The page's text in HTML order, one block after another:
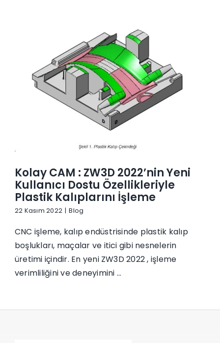
İletişim
Kolay CAM : ZW3D 2022’nin Yeni
Kullanıcı Dostu Özellikleriyle
Plastik Kalıplarını İşleme
22 Kasım 2022 | Blog
CNC işleme, kalıp endüstrisinde plastik kalıp
boşlukları, maçalar ve itici gibi nesnelerin
üretimi içindir. En yeni ZW3D 2022 , işleme
verimliliğini ve deneyimini ...